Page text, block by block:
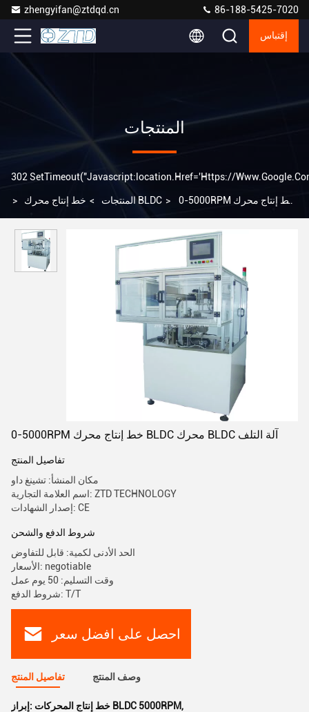
zhengyifan@ztdqd.cn 86-188-5425-7020
إقتباس
المنتجات
302 SetTimeout("javascript:location.href='https://
> المنتجات > خط إنتاج محرك BLDC > 0-5000RPM خط إنتاج محرك
0-5000RPM خط إنتاج محرك BLDC محرك BLDC آلة التلف
تفاصيل المنتج
مكان المنشأ: تشينغ داو
اسم العلامة التجارية: ZTD TECHNOLOGY
إصدار الشهادات: CE
شروط الدفع والشحن
الحد الأدنى لكمية: قابل للتفاوض
الأسعار: negotiable
وقت التسليم: 50 يوم عمل
شروط الدفع: T/T
احصل على افضل سعر
تفاصيل المنتج وصف المنتج
إبراز: خط إنتاج المحركات BLDC 5000RPM,